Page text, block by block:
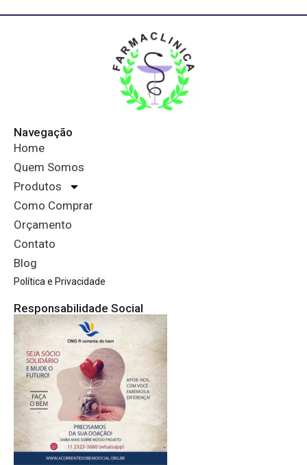
Navegação
Home
Quem Somos
Produtos
Como Comprar
Orçamento
Contato
Blog
Política e Privacidade
Responsabilidade Social